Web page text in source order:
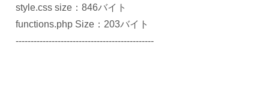
style.css size：846バイト
functions.php Size：203バイト
----------------------------------------------